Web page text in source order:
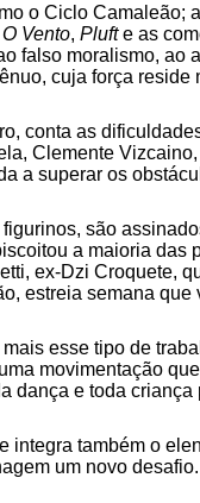
o Ciclo Camaleão;
Vento, Plufte as
falso moralismo, ao
cuja força reside
conta as
Clemente
a superar os
são
a maioria das
ex-Dzi Croquete,
estreia semana que
esse tipo de
movimentação
dança e toda criança
integra também o
um novo desafio.